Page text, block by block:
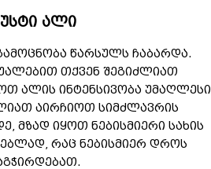
ალი
წარსულს ჩაბარდა.
თქვენ შეგიძლიათ
ალის ინტენსივობა უმაღლესი
აირჩიოთ სიმძლავრის
მზად იყოთ ნებისმიერი სახის
რაც ნებისმიერ დროს